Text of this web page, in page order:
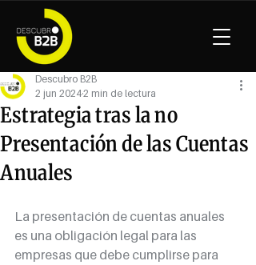
Estrategia tras la no
Presentación de las Cuentas
Anuales
Descubro B2B
2 jun 20242 min de lectura
La presentación de cuentas anuales
es una obligación legal para las
empresas que debe cumplirse para